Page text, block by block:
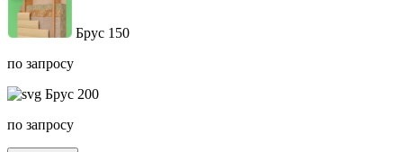
Брус 150
по запросу
Брус 200
по запросу